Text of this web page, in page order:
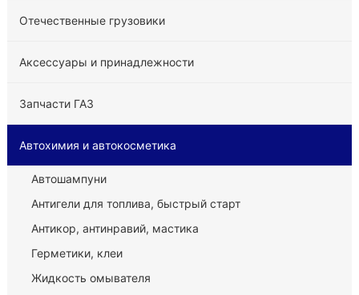
Отечественные грузовики
Аксессуары и принадлежности
Запчасти ГАЗ
Автохимия и автокосметика
Автошампуни
Антигели для топлива, быстрый старт
Антикор, антинравий, мастика
Герметики, клеи
Жидкость омывателя